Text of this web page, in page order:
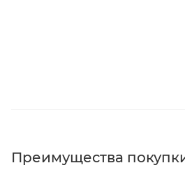
Преимущества